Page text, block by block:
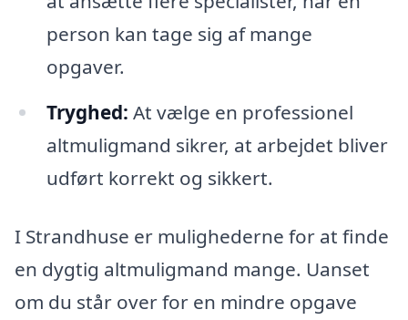
person kan tage sig af mange
opgaver.
Tryghed: At vælge en professionel
altmuligmand sikrer, at arbejdet bliver
udført korrekt og sikkert.
I Strandhuse er mulighederne for at finde
en dygtig altmuligmand mange. Uanset
om du står over for en mindre opgave